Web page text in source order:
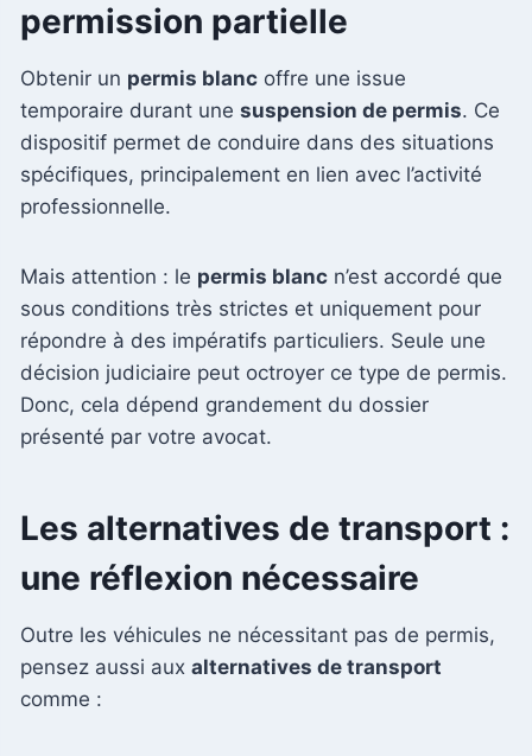
permission partielle
Obtenir un permis blanc offre une issue
temporaire durant une suspension de permis. Ce
dispositif permet de conduire dans des situations
spécifiques, principalement en lien avec l’activité
professionnelle.
Mais attention : le permis blanc n’est accordé que
sous conditions très strictes et uniquement pour
répondre à des impératifs particuliers. Seule une
décision judiciaire peut octroyer ce type de permis.
Donc, cela dépend grandement du dossier
présenté par votre avocat.
Les alternatives de transport :
une réflexion nécessaire
Outre les véhicules ne nécessitant pas de permis,
pensez aussi aux alternatives de transport
comme :